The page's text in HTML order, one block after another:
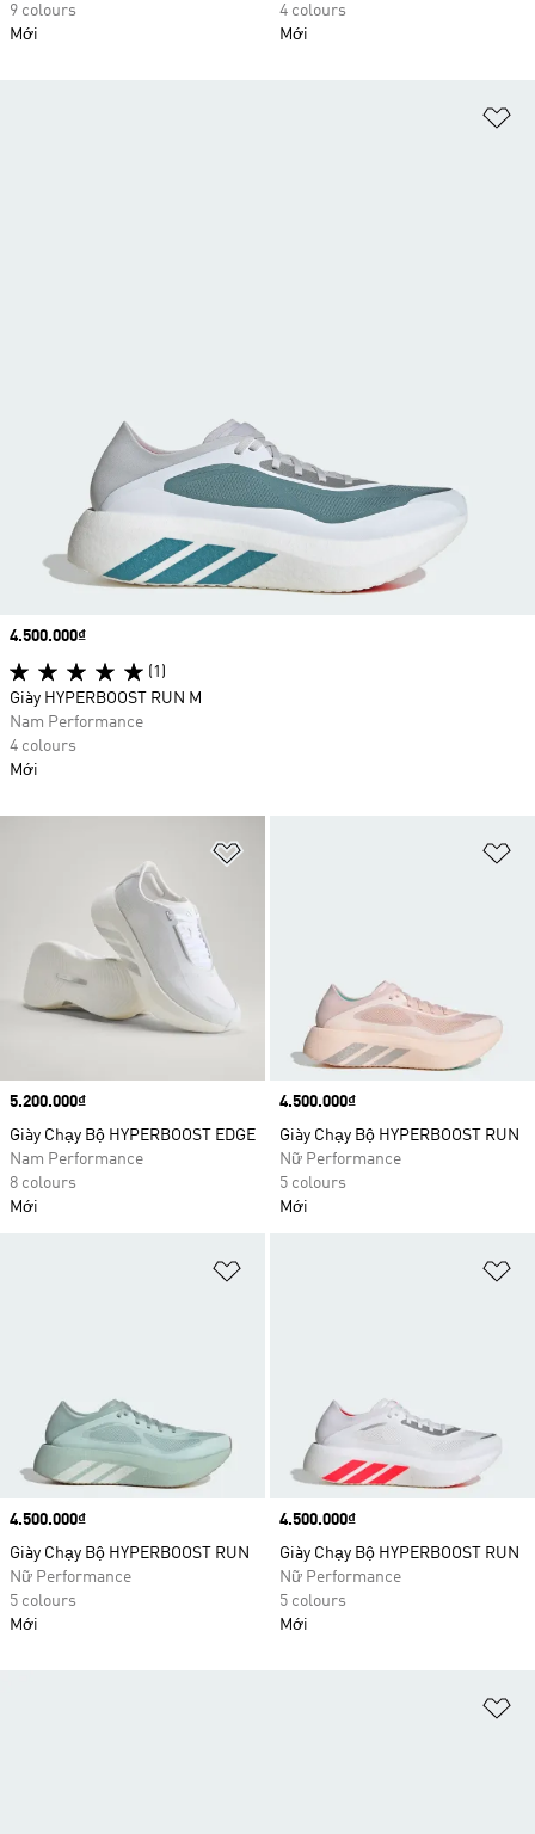
9 colours
Mới
4 colours
Mới
Price
5.200.000₫
Giày Chạy Bộ HYPERBOOST EDGE
Nam Performance
8 colours
Mới
Price
4.500.000₫
Giày Chạy Bộ HYPERBOOST RUN
Nữ Performance
5 colours
Mới
Price
4.500.000₫
Giày Chạy Bộ HYPERBOOST RUN
Nữ Performance
5 colours
Mới
Price
4.500.000₫
Giày Chạy Bộ HYPERBOOST RUN
Nữ Performance
5 colours
Mới
Price
4.500.000₫
(1)
Giày HYPERBOOST RUN M
Nam Performance
4 colours
Mới